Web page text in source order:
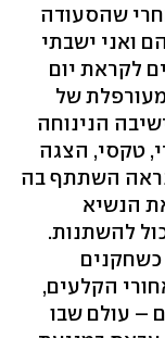
שהסעודה
ואני ישבתי
לקראת יום
של
הנינוחה
טקסי, הצגה
השתתף בה
הנשיא
להשתנות.
כשחקנים
הקלעים,
– עולם שבו